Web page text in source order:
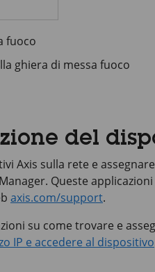
fuoco
ghiera di messa fuoco
del
Axis sulla rete e
Manager. Queste
axis.com/support.
su come trovare e
IP e accedere al dispositivo